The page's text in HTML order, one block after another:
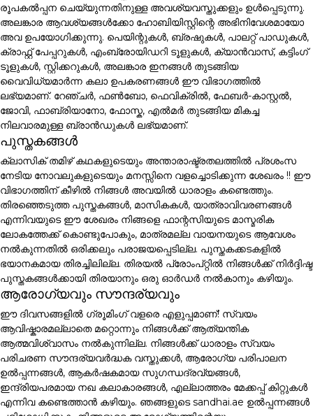
രൂപകൽപ്പന ചെയ്യുന്നതിനുള്ള അവശ്യവസ്തുക്കളും ഉൾപ്പെടുന്നു.
അലങ്കാര ആവശ്യങ്ങൾക്കോ ഹോബിയിസ്റ്റിന്റെ അഭിനിവേശമായോ
അവ ഉപയോഗിക്കുന്നു. പെയിന്റുകൾ, ബ്രഷുകൾ, പാലറ്റ് പാഡുകൾ,
ക്രാഫ്റ്റ് പേപ്പറുകൾ, എംബ്രോയിഡറി ടൂളുകൾ, ക്യാൻവാസ്, കട്ടിംഗ്
ടൂളുകൾ, സ്റ്റിക്കറുകൾ, അലങ്കാര ഇനങ്ങൾ തുടങ്ങിയ
വൈവിധ്യമാർന്ന കലാ ഉപകരണങ്ങൾ ഈ വിഭാഗത്തിൽ
ലഭ്യമാണ്. റേഞ്ചർ, ഫൺബോ, ഫെവിക്രിൽ, ഫേബർ-കാസ്റ്റൽ,
ജോവി, ഫാബ്രിയാനോ, ഫോസ്ക, എൽമർ തുടങ്ങിയ മികച്ച
നിലവാരമുള്ള ബ്രാൻഡുകൾ ലഭ്യമാണ്.
പുസ്തകങ്ങൾ
ക്ലാസിക് തമിഴ് കഥകളുടെയും അന്താരാഷ്ട്രതലത്തിൽ പ്രശംസ
നേടിയ നോവലുകളുടെയും മനസ്സിനെ വളച്ചൊടിക്കുന്ന ശേഖരം !! ഈ
വിഭാഗത്തിന് കീഴിൽ നിങ്ങൾ അവയിൽ ധാരാളം കണ്ടെത്തും.
തിരഞ്ഞെടുത്ത പുസ്തകങ്ങൾ, മാസികകൾ, യാത്രാവിവരണങ്ങൾ
എന്നിവയുടെ ഈ ശേഖരം നിങ്ങളെ ഫാന്റസിയുടെ മാസ്മരിക
ലോകത്തേക്ക് കൊണ്ടുപോകും, മാത്രമല്ല വായനയുടെ ആവേശം
നൽകുന്നതിൽ ഒരിക്കലും പരാജയപ്പെടില്ല. പുസ്തകക്കടകളിൽ
ഭയാനകമായ തിരച്ചിലില്ല. തിരയൽ പ്രോംപ്റ്റിൽ നിങ്ങൾക്ക് നിർദ്ദിഷ്ട
പുസ്തകങ്ങൾക്കായി തിരയാനും ഒരു ഓർഡർ നൽകാനും കഴിയും.
ആരോഗ്യവും സൗന്ദര്യവും
ഈ ദിവസങ്ങളിൽ ഗ്രൂമിംഗ് വളരെ എളുപ്പമാണ്! സ്വയം
ആവിഷ്കാരമല്ലാതെ മറ്റൊന്നും നിങ്ങൾക്ക് ആത്യന്തിക
ആത്മവിശ്വാസം നൽകുന്നില്ല. നിങ്ങൾക്ക് ധാരാളം സ്വയം
പരിചരണ സൗന്ദര്യവർദ്ധക വസ്തുക്കൾ, ആരോഗ്യ പരിപാലന
ഉൽപ്പന്നങ്ങൾ, ആകർഷകമായ സുഗന്ധദ്രവ്യങ്ങൾ,
ഇന്ദ്രിയപരമായ നഖ കലാകാരങ്ങൾ, എല്ലാത്തരം മേക്കപ്പ് കിറ്റുകൾ
എന്നിവ കണ്ടെത്താൻ കഴിയും. ഞങ്ങളുടെ sandhai.ae ഉൽപ്പന്നങ്ങൾ